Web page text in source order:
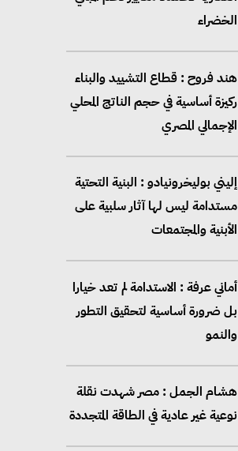
الخضراء
هند فروح : قطاع التشييد والبناء
ركيزة أساسية في حجم الناتج المحلي
الإجمالي المصري
إليني بوليخرونيادو : البنية التحتية
مستدامة ليس لها آثار سلبية على
الأبنية والمجتمعات
أماني عرفة : الاستدامة لم تعد خيارا
بل ضرورة أساسية لتحقيق التطور
والنمو
هشام الجمل : مصر شهدت نقلة
نوعية غير عادية في الطاقة المتجددة